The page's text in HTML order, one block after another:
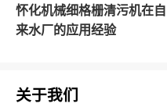
怀化机械细格栅清污机在自
来水厂的应用经验
关于我们